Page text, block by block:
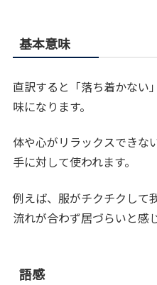
基本意味
直訳すると「落ち着かない
味になります。
体や心がリラックスできな
手に対して使われます。
例えば、服がチクチクして
流れが合わず居づらいと感
語感